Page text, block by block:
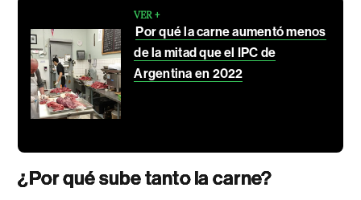
VER +
Por qué la carne aumentó menos
de la mitad que el IPC de
Argentina en 2022
¿Por qué sube tanto la carne?